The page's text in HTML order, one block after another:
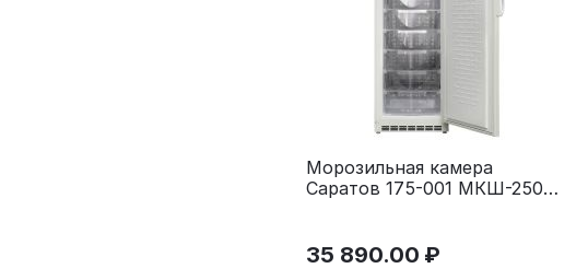
Морозильная камера
Саратов 175-001 МКШ-250
35 890.00 ₽